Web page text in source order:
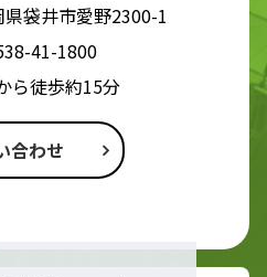
袋井市愛野2300-1
41-1800
ら徒歩約15分
合わせ